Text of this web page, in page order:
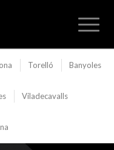
Torelló Banyoles
Viladecavalls